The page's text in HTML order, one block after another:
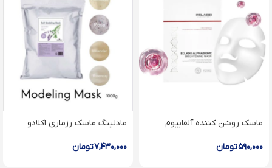
ماسک روشن کننده آلفابیوم
۵۹۰,۰۰۰تومان
مادلینگ ماسک رزماری اکلادو
۷,۴۳۰,۰۰۰تومان